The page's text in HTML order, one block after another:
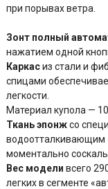
при порывах ветра.
Зонт полный
нажатием одной
Каркасиз стали и
спицами
легкости.
Материал купола —
Ткань эпонжсо
водоотталкивающим
моментально
Вес модели всего
легких в сегменте